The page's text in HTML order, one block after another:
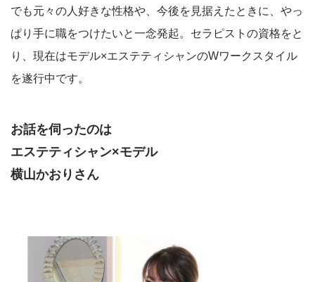
でも元々の人好きな性格や、今後を見据えたときに、やっ
ぱり手に職をつけたいと一念発起。セラピストの資格をと
り、現在はモデル×エステティシャンのWワークスタイル
を遂行中です。
お話を伺ったのは
エステティシャン×モデル
横山かおりさん